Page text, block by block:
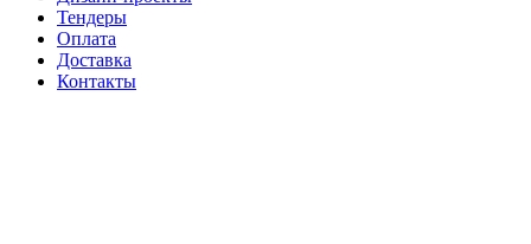
Тендеры
Оплата
Доставка
Контакты